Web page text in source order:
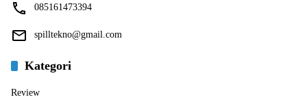
085161473394
spilltekno@gmail.com
Kategori
Review